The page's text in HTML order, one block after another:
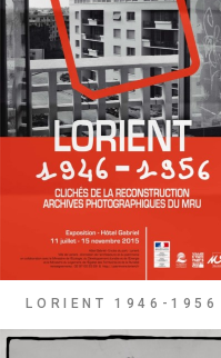
LORIENT 1946-1956